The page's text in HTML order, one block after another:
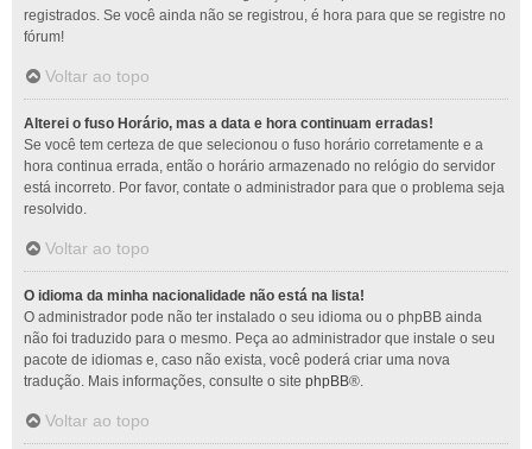
registrados. Se você ainda não se registrou, é hora para que se registre no
fórum!
Voltar ao topo
Alterei o fuso Horário, mas a data e hora continuam erradas!
Se você tem certeza de que selecionou o fuso horário corretamente e a
hora continua errada, então o horário armazenado no relógio do servidor
está incorreto. Por favor, contate o administrador para que o problema seja
resolvido.
Voltar ao topo
O idioma da minha nacionalidade não está na lista!
O administrador pode não ter instalado o seu idioma ou o phpBB ainda
não foi traduzido para o mesmo. Peça ao administrador que instale o seu
pacote de idiomas e, caso não exista, você poderá criar uma nova
tradução. Mais informações, consulte o site phpBB®.
Voltar ao topo